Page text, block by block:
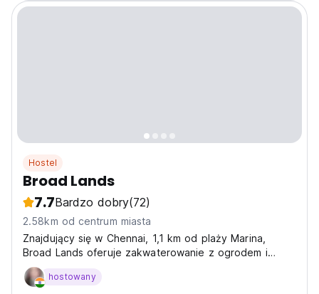
Hostel
Broad Lands
7.7Bardzo dobry(72)
2.58km od centrum miasta
Znajdujący się w Chennai, 1,1 km od plaży Marina,
Broad Lands oferuje zakwaterowanie z ogrodem i
tarasem.
hostowany